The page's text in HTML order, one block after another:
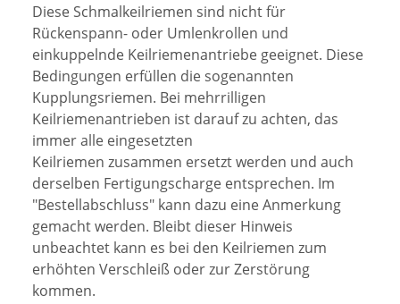
Diese Schmalkeilriemen sind nicht für
Rückenspann- oder Umlenkrollen und
einkuppelnde Keilriemenantriebe geeignet. Diese
Bedingungen erfüllen die sogenannten
Kupplungsriemen. Bei mehrrilligen
Keilriemenantrieben ist darauf zu achten, das
immer alle eingesetzten
Keilriemen zusammen ersetzt werden und auch
derselben Fertigungscharge entsprechen. Im
"Bestellabschluss" kann dazu eine Anmerkung
gemacht werden. Bleibt dieser Hinweis
unbeachtet kann es bei den Keilriemen zum
erhöhten Verschleiß oder zur Zerstörung
kommen.